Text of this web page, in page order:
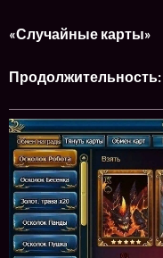
«Случайные карты»
Продолжительность: